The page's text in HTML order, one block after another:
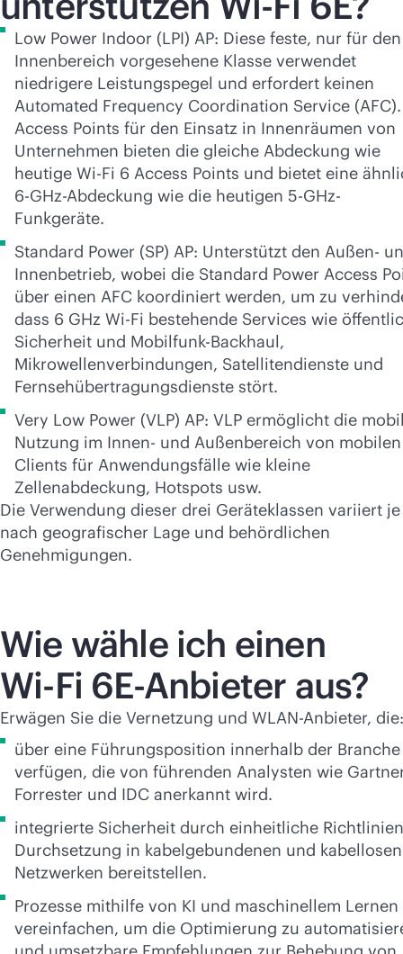
Low Power Indoor (LPI) AP: Diese feste, nur für den
Innenbereich vorgesehene Klasse verwendet
niedrigere Leistungspegel und erfordert keinen
Automated Frequency Coordination Service (AFC).
Access Points für den Einsatz in Innenräumen von
Unternehmen bieten die gleiche Abdeckung wie
heutige Wi-Fi 6 Access Points und bietet eine
6-GHz-Abdeckung wie die heutigen 5-GHz-
Funkgeräte.
Standard Power (SP) AP: Unterstützt den Außen-
Innenbetrieb, wobei die Standard Power Access
über einen AFC koordiniert werden, um zu
dass 6 GHz Wi-Fi bestehende Services wie
Sicherheit und Mobilfunk-Backhaul,
Mikrowellenverbindungen, Satellitendienste und
Fernsehübertragungsdienste stört.
Very Low Power (VLP) AP: VLP ermöglicht die
Nutzung im Innen- und Außenbereich von mobilen
Clients für Anwendungsfälle wie kleine
Zellenabdeckung, Hotspots usw.
Die Verwendung dieser drei Geräteklassen variiert je
nach geografischer Lage und behördlichen
Genehmigungen.
Wie wähle ich einen
Wi-Fi 6E-Anbieter aus?
Erwägen Sie die Vernetzung und WLAN-Anbieter, die:
über eine Führungsposition innerhalb der Branche
verfügen, die von führenden Analysten wie
Forrester und IDC anerkannt wird.
integrierte Sicherheit durch einheitliche
Durchsetzung in kabelgebundenen und kabellosen
Netzwerken bereitstellen.
Prozesse mithilfe von KI und maschinellem Lernen
vereinfachen, um die Optimierung zu